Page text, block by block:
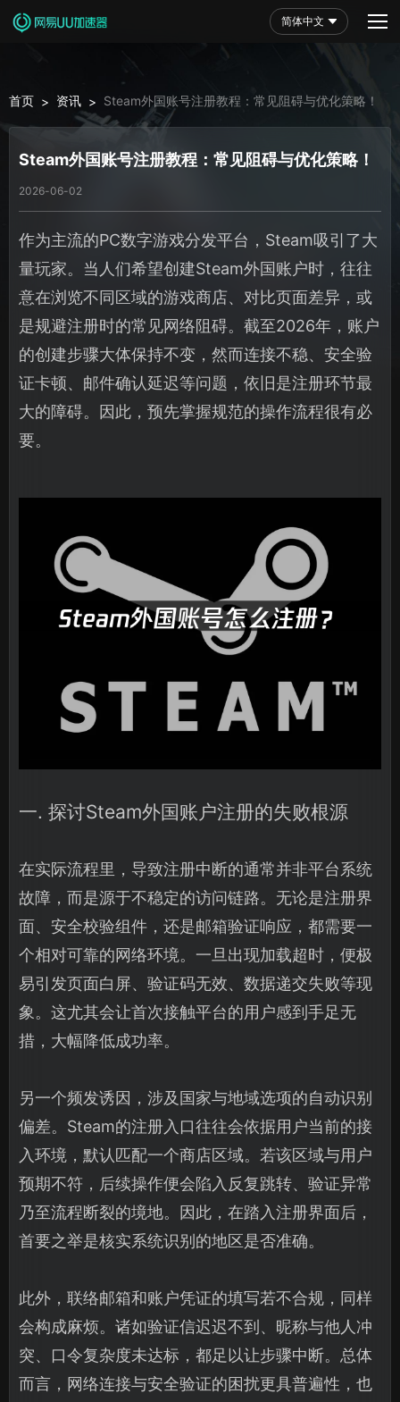
简体中文
首页 > 资讯 > Steam外国账号注册教程：常见阻碍与优化策略！
Steam外国账号注册教程：常见阻碍与优化策略！
2026-06-02
作为主流的PC数字游戏分发平台，Steam吸引了大
量玩家。当人们希望创建Steam外国账户时，往往
意在浏览不同区域的游戏商店、对比页面差异，或
是规避注册时的常见网络阻碍。截至2026年，账户
的创建步骤大体保持不变，然而连接不稳、安全验
证卡顿、邮件确认延迟等问题，依旧是注册环节最
大的障碍。因此，预先掌握规范的操作流程很有必
要。
一. 探讨Steam外国账户注册的失败根源
在实际流程里，导致注册中断的通常并非平台系统
故障，而是源于不稳定的访问链路。无论是注册界
面、安全校验组件，还是邮箱验证响应，都需要一
个相对可靠的网络环境。一旦出现加载超时，便极
易引发页面白屏、验证码无效、数据递交失败等现
象。这尤其会让首次接触平台的用户感到手足无
措，大幅降低成功率。
另一个频发诱因，涉及国家与地域选项的自动识别
偏差。Steam的注册入口往往会依据用户当前的接
入环境，默认匹配一个商店区域。若该区域与用户
预期不符，后续操作便会陷入反复跳转、验证异常
乃至流程断裂的境地。因此，在踏入注册界面后，
首要之举是核实系统识别的地区是否准确。
此外，联络邮箱和账户凭证的填写若不合规，同样
会构成麻烦。诸如验证信迟迟不到、昵称与他人冲
突、口令复杂度未达标，都足以让步骤中断。总体
而言，网络连接与安全验证的困扰更具普遍性，也